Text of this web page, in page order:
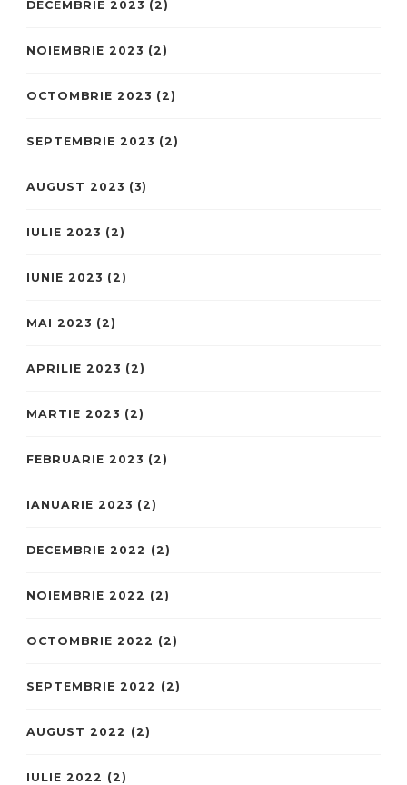
DECEMBRIE 2023 (2)
NOIEMBRIE 2023 (2)
OCTOMBRIE 2023 (2)
SEPTEMBRIE 2023 (2)
AUGUST 2023 (3)
IULIE 2023 (2)
IUNIE 2023 (2)
MAI 2023 (2)
APRILIE 2023 (2)
MARTIE 2023 (2)
FEBRUARIE 2023 (2)
IANUARIE 2023 (2)
DECEMBRIE 2022 (2)
NOIEMBRIE 2022 (2)
OCTOMBRIE 2022 (2)
SEPTEMBRIE 2022 (2)
AUGUST 2022 (2)
IULIE 2022 (2)